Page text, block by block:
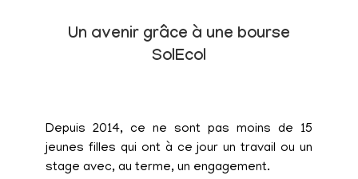
Un avenir grâce à une bourse
SolEcol
Depuis 2014, ce ne sont pas moins de 15
jeunes filles qui ont à ce jour un travail ou un
stage avec, au terme, un engagement.